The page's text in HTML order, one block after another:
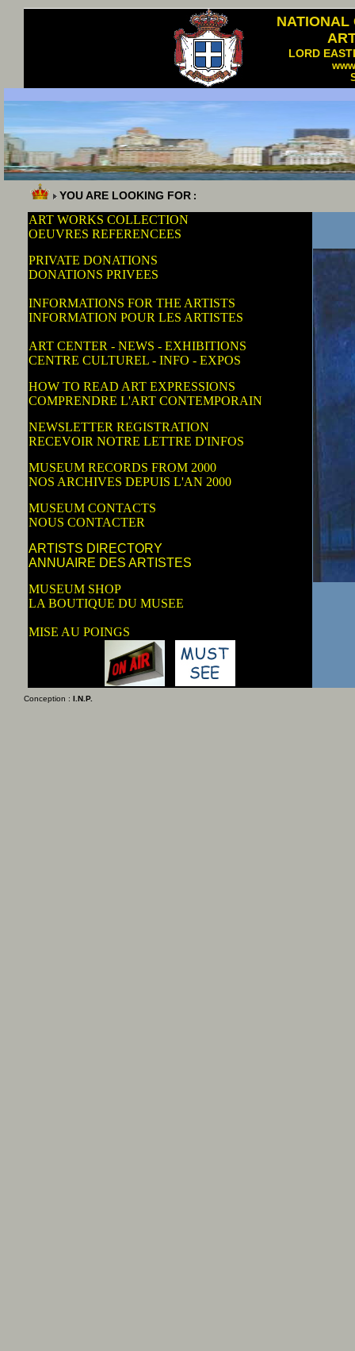
NATIONAL
LORD
YOU ARE LOOKING FOR:
ART WORKS COLLECTION
OEUVRES REFERENCEES
PRIVATE DONATIONS
DONATIONS PRIVEES
INFORMATIONS FOR THE ARTISTS
INFORMATION POUR LES ARTISTES
ART CENTER - NEWS - EXHIBITIONS
CENTRE CULTUREL - INFO - EXPOS
HOW TO READ ART EXPRESSIONS
COMPRENDRE L'ART CONTEMPORAIN
NEWSLETTER REGISTRATION
RECEVOIR NOTRE LETTRE D'INFOS
MUSEUM RECORDS FROM 2000
NOS ARCHIVES DEPUIS L'AN 2000
MUSEUM CONTACTS
NOUS CONTACTER
ARTISTS DIRECTORY
ANNUAIRE DES ARTISTES
MUSEUM SHOP
LA BOUTIQUE DU MUSEE
MISE AU POINGS
Conception : I.N.P.